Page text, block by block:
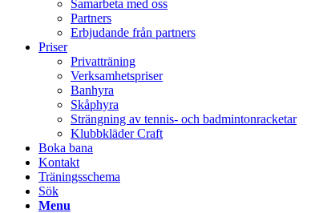
Samarbeta med oss
Partners
Erbjudande från partners
Priser
Privatträning
Verksamhetspriser
Banhyra
Skåphyra
Strängning av tennis- och badmintonracketar
Klubbkläder Craft
Boka bana
Kontakt
Träningsschema
Sök
Menu